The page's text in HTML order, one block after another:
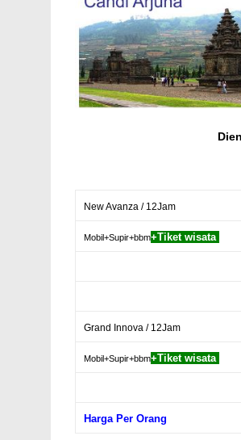
New Avanza / 12Jam
Mobil+Supir+bbm+Tiket wisata
Grand Innova / 12Jam
Mobil+Supir+bbm+Tiket wisata
Harga Per Orang